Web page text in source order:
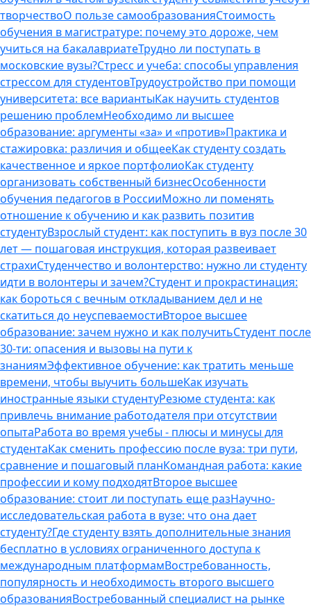
творчествоО пользе самообразованияСтоимость
обучения в магистратуре: почему это дороже, чем
учиться на бакалавриатеТрудно ли поступать в
московские вузы?Стресс и учеба: способы управления
стрессом для студентовТрудоустройство при помощи
университета: все вариантыКак научить студентов
решению проблемНеобходимо ли высшее
образование: аргументы «за» и «против»Практика и
стажировка: различия и общееКак студенту создать
качественное и яркое портфолиоКак студенту
организовать собственный бизнесОсобенности
обучения педагогов в РоссииМожно ли поменять
отношение к обучению и как развить позитив
студентуВзрослый студент: как поступить в вуз после 30
лет — пошаговая инструкция, которая развеивает
страхиСтуденчество и волонтерство: нужно ли cтуденту
идти в волонтеры и зачем?Студент и прокрастинация:
как бороться с вечным откладыванием дел и не
скатиться до неуспеваемостиВторое высшее
образование: зачем нужно и как получитьСтудент после
30-ти: опасения и вызовы на пути к
знаниямЭффективное обучение: как тратить меньше
времени, чтобы выучить большеКак изучать
иностранные языки студентуРезюме студента: как
привлечь внимание работодателя при отсутствии
опытаРабота во время учебы - плюсы и минусы для
студентаКак сменить профессию после вуза: три пути,
сравнение и пошаговый планКомандная работа: какие
профессии и кому подходятВторое высшее
образование: стоит ли поступать еще разНаучно-
исследовательская работа в вузе: что она дает
студенту?Где студенту взять дополнительные знания
бесплатно в условиях ограниченного доступа к
международным платформамВостребованность,
популярность и необходимость второго высшего
образованияВостребованный специалист на рынке